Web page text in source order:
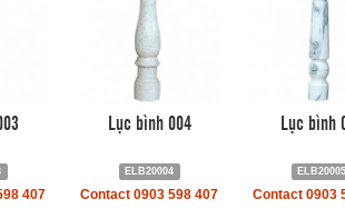
407
Lục bình 004
ELB20004
Contact 0903 598 407
Lục bình
ELB20005
Contact 0903